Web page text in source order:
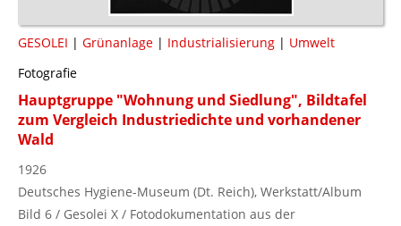
GESOLEI | Grünanlage | Industrialisierung | Umwelt
Fotografie
Hauptgruppe "Wohnung und Siedlung", Bildtafel
zum Vergleich Industriedichte und vorhandener
Wald
1926
Deutsches Hygiene-Museum (Dt. Reich), Werkstatt/Album
Bild 6 / Gesolei X / Fotodokumentation aus der